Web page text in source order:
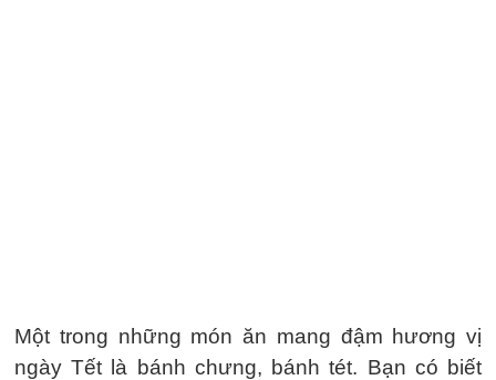
Một trong những món ăn mang đậm hương vị
ngày Tết là bánh chưng, bánh tét. Bạn có biết